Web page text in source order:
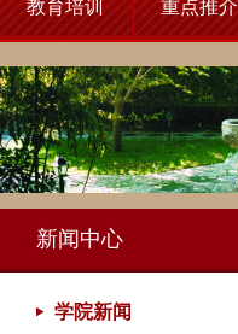
教育培训 重点推介
新闻中心
学院新闻